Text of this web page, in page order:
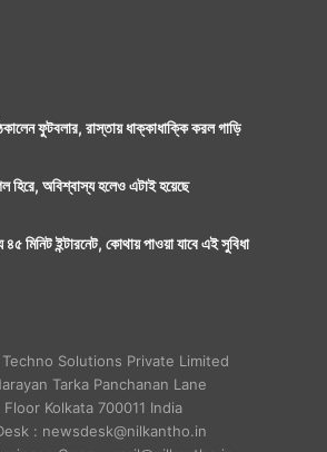
ফুটবলার, রাস্তায় ধাক্কাধাক্কি করল গাড়ি
হিরে, অবিশ্বাস্য হলেও এটাই হয়েছে
৪৫ মিনিট ইন্টারনেট, কোথায় পাওয়া যাবে এই সুবিধা
Techno Solutions Private Limited
Tarka Panchanan Lane
Floor Kolkata 700011 India
: newsdesk@nilkantho.in